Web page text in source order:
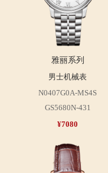
雅丽系列
男士机械表
N0407G0A-MS4S
GS5680N-431
¥7080